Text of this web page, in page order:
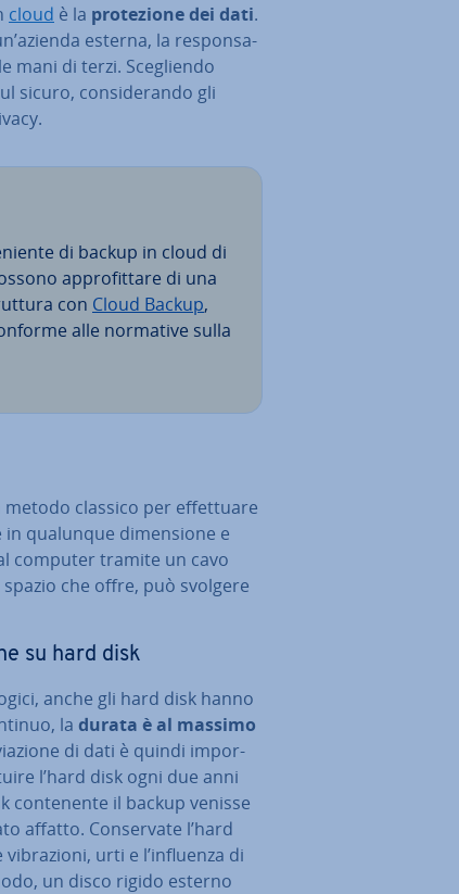
cloud è la pro­te­zio­ne dei dati.
esterna, la re­spon­sa­
mani di terzi. Sce­glien­do
sicuro, con­si­de­ran­do gli
di backup in cloud di
ap­pro­fit­ta­re di una
con Cloud Backup,
alle normative sulla
classico per ef­fet­tua­re
qualunque di­men­sio­ne e
computer tramite un cavo
che offre, può svolgere
su hard disk
anche gli hard disk hanno
la durata è al massimo
di dati è quindi im­por­
l’hard disk ogni due anni
con­te­nen­te il backup venisse
affatto. Con­ser­va­te l’hard
vi­bra­zio­ni, urti e l’influenza di
un disco rigido esterno